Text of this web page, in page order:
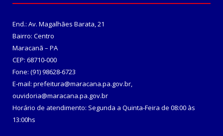
End.: Av. Magalhães Barata, 21
Bairro: Centro
Maracanã – PA
CEP: 68710-000
Fone: (91) 98628-6723
E-mail: prefeitura@maracana.pa.gov.br,
ouvidoria@maracana.pa.gov.br
Horário de atendimento: Segunda a Quinta-Feira de 08:00 às
13:00hs